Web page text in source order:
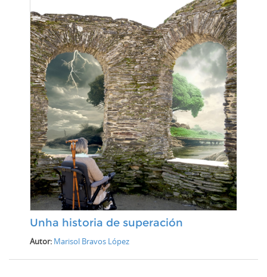
Unha historia de superación
Autor: Marisol Bravos López